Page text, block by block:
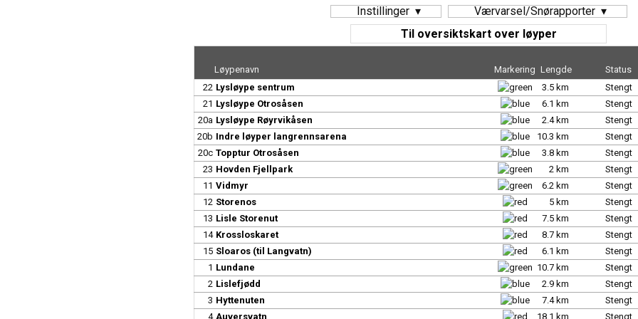
Instillinger
Værvarsel/Snørapporter
Til oversiktskart over løyper
Løypenavn
Markering Lengde Status
22 Lysløype sentrum 3.5 km
Stengt
21 Lysløype Otrosåsen 6.1 km
Stengt
20a Lysløype Røyrvikåsen 2.4 km
Stengt
20b Indre løyper langrennsarena 10.3 km
Stengt
20c Topptur Otrosåsen 3.8 km
Stengt
23 Hovden Fjellpark 2 km
Stengt
11 Vidmyr 6.2 km
Stengt
12 Storenos 5 km
Stengt
13 Lisle Storenut 7.5 km
Stengt
14 Krossloskaret 8.7 km
Stengt
15 Sloaros (til Langvatn) 6.1 km
Stengt
1 Lundane 10.7 km
Stengt
2 Lislefjødd 2.9 km
Stengt
3 Hyttenuten 7.4 km
Stengt
4 Auversvatn 18.1 km
Stengt